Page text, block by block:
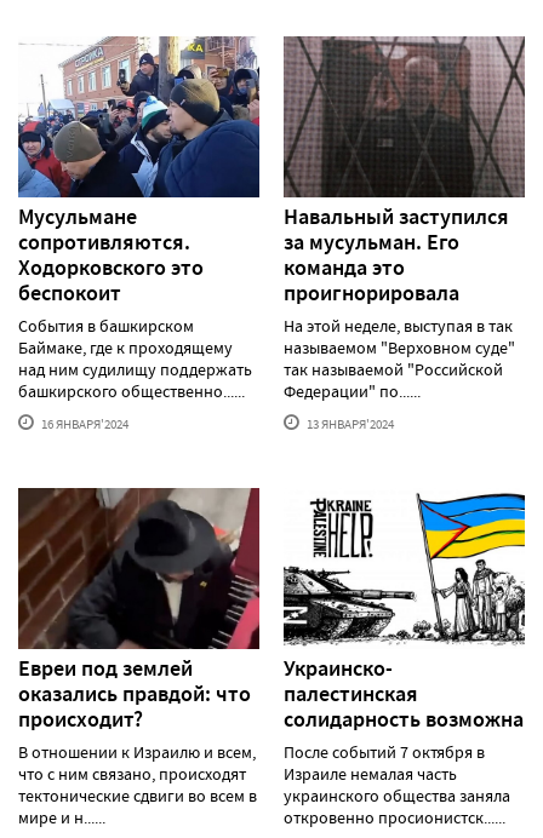
Мусульмане
сопротивляются.
Ходорковского это
беспокоит
События в башкирском
Баймаке, где к проходящему
над ним судилищу поддержать
башкирского общественно......
16 ЯНВАРЯ'2024
Навальный заступился
за мусульман. Его
команда это
проигнорировала
На этой неделе, выступая в так
называемом "Верховном суде"
так называемой "Российской
Федерации" по......
13 ЯНВАРЯ'2024
Евреи под землей
оказались правдой: что
происходит?
В отношении к Израилю и всем,
что с ним связано, происходят
тектонические сдвиги во всем в
мире и н......
Украинско-
палестинская
солидарность возможна
После событий 7 октября в
Израиле немалая часть
украинского общества заняла
откровенно просионистск......